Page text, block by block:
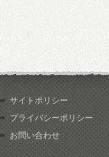
サイトポリシー
プライバシーポリシー
お問い合わせ